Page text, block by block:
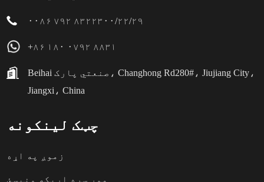
۰۰۸۶ ۷۹۲ ۸۳۲۲۳۰۰/۲۲/۲۹
+۸۶ ۱۸۰ ۰۷۹۲ ۸۸۳۱
Beihai صنعتي پارک، Changhong Rd280#، Jiujiang City،
Jiangxi، China
چټک لینکونه
زموږ په اړه
موږ سره اړیکه ونیسئ